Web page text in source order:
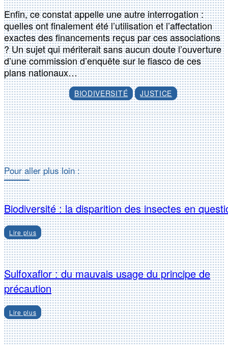
Enfin, ce constat appelle une autre interrogation :
quelles ont finalement été l’utilisation et l’affectation
exactes des financements reçus par ces associations
? Un sujet qui mériterait sans aucun doute l’ouverture
d’une commission d’enquête sur le fiasco de ces
plans nationaux…
BIODIVERSITÉ JUSTICE
Facebook X
Pour aller plus loin :
Biodiversité : la disparition des insectes en
Lire plus
Sulfoxaflor : du mauvais usage du principe de
précaution
Lire plus